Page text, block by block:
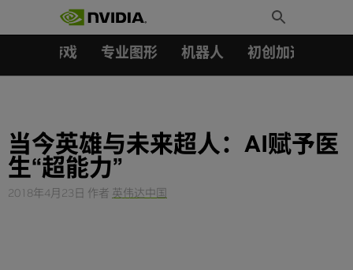
Toggle
Search
游戏 专业图形 机器人 初创加速会员成
当今英雄与未来超人：AI赋予医
生“超能力”
2018年4月23日 作者 英伟达中国